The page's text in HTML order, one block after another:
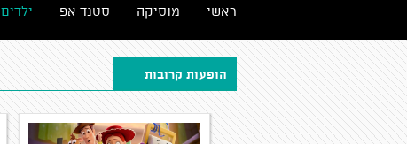
ראשי מוסיקה סטנד אפ ילדים
הופעות קרובות